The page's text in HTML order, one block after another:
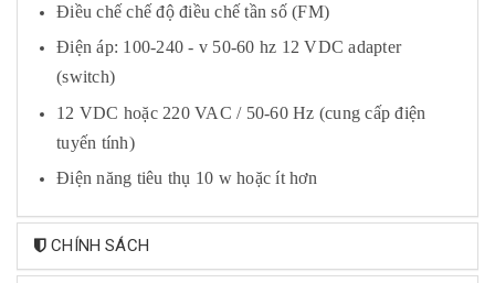
Điều chế chế độ điều chế tần số (FM)
Điện áp: 100-240 - v 50-60 hz 12 VDC adapter
(switch)
12 VDC hoặc 220 VAC / 50-60 Hz (cung cấp điện
tuyến tính)
Điện năng tiêu thụ 10 w hoặc ít hơn
CHÍNH SÁCH